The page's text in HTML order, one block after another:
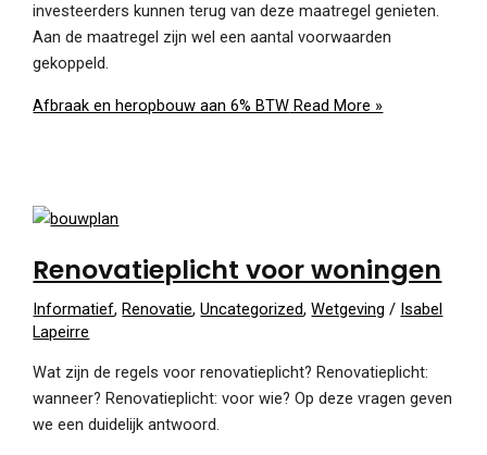
investeerders kunnen terug van deze maatregel genieten.
Aan de maatregel zijn wel een aantal voorwaarden
gekoppeld.
Afbraak en heropbouw aan 6% BTW Read More »
Renovatieplicht voor woningen
Informatief,Renovatie,Uncategorized,Wetgeving / Isabel
Lapeirre
Wat zijn de regels voor renovatieplicht? Renovatieplicht:
wanneer? Renovatieplicht: voor wie? Op deze vragen geven
we een duidelijk antwoord.